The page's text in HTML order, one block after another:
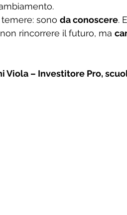
sono da conoscere.
rincorrere il futuro, ma
Viola – Investitore Pro,